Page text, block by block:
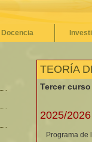
Docencia
TEORÍA
Tercer
2025/2026
Programa de